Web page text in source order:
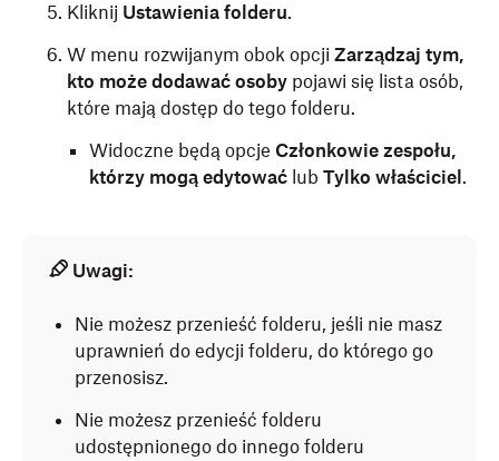
Kliknij Ustawienia folderu.
W menu rozwijanym obok opcji Zarządzaj tym,
kto może dodawać osoby pojawi się lista osób,
które mają dostęp do tego folderu.
Widoczne będą opcje Członkowie zespołu,
którzy mogą edytować lub Tylko właściciel .
Uwagi:
Nie możesz przenieść folderu, jeśli nie masz
uprawnień do edycji folderu, do którego go
przenosisz.
Nie możesz przenieść folderu
udostępnionego do innego folderu